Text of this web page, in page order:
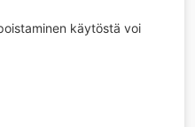
käytöstä voi